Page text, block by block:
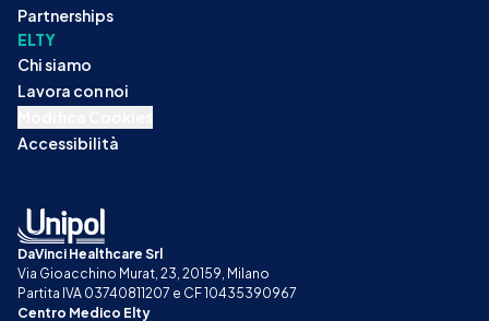
Partnerships
ELTY
Chi siamo
Lavora con noi
Accessibilità
DaVinci Healthcare Srl
Via Gioacchino Murat, 23, 20159, Milano
Partita IVA 03740811207 e CF 10435390967
Centro Medico Elty